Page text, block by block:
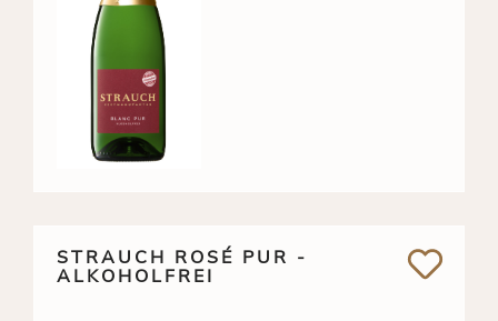
STRAUCH ROSÉ PUR -
ALKOHOLFREI